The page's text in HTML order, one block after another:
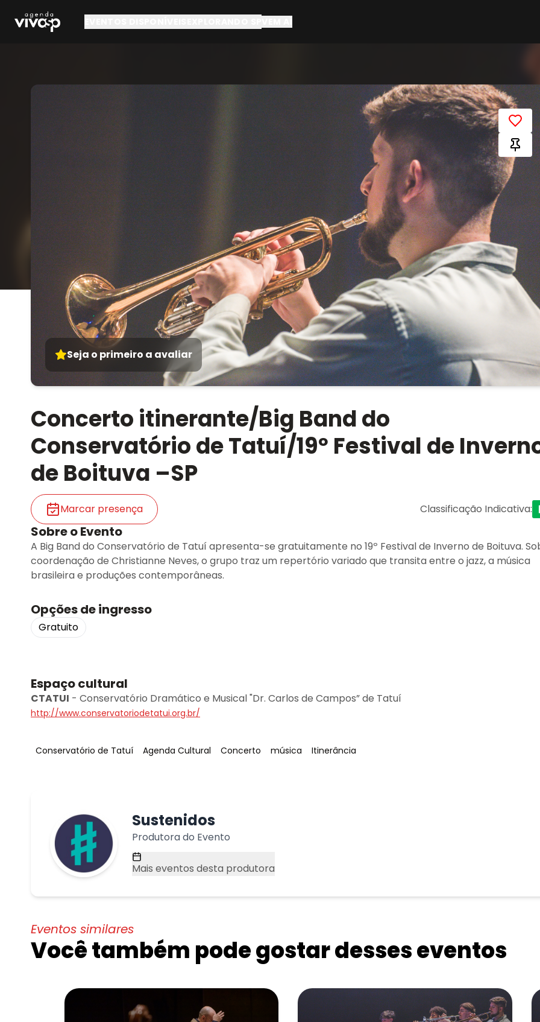
Seja o primeiro a avaliar
Concerto itinerante/Big Band do
Conservatório de Tatuí/19º Festival de
de Boituva –SP
Marcar presença Classificação Indicativa:
Sobre o Evento
A Big Band do Conservatório de Tatuí apresenta-se gratuitamente no 19º Festival de Inverno de Boituva.
coordenação de Christianne Neves, o grupo traz um repertório variado que transita entre o jazz, a música
brasileira e produções contemporâneas.
Opções de ingresso
Gratuito
Espaço cultural
CTATUI - Conservatório Dramático e Musical "Dr. Carlos de Campos” de Tatuí
http://www.conservatoriodetatui.org.br/
Tag:
Conservatório de Tatuí Tag:
Agenda Cultural Tag:
Concerto Tag:
música Tag:
Itinerância
Sustenidos
Produtora do Evento
Mais eventos desta produtora
Eventos similares
Você também pode gostar desses eventos